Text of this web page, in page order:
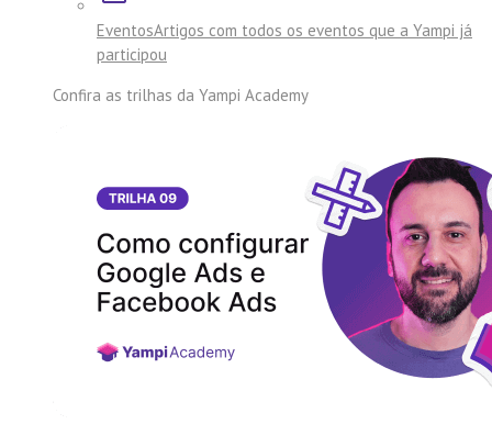
EventosArtigos com todos os eventos que a Yampi já
participou
Confira as trilhas da Yampi Academy